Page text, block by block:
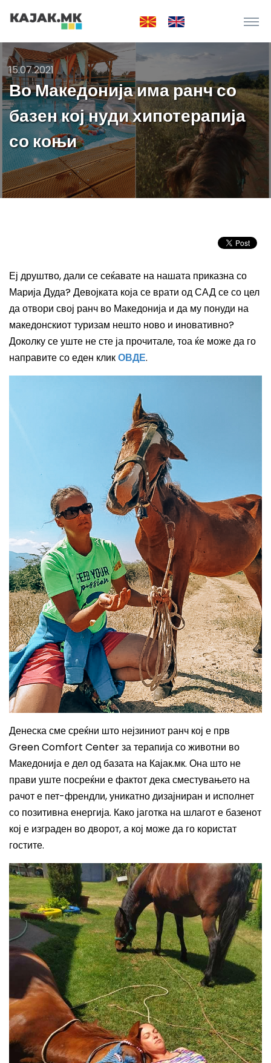
15.07.2021
Во Македонија има ранч со
базен кој нуди хипотерапија
со коњи
Еј друштво, дали се сеќавате на нашата приказна со
Марија Дуда? Девојката која се врати од САД се со цел
да отвори свој ранч во Македонија и да му понуди на
македонскиот туризам нешто ново и иновативно?
Доколку се уште не сте ја прочитале, тоа ќе може да го
направите со еден кликОВДЕ.
Денеска сме среќни што нејзиниот ранч кој е прв
Green Comfort Centerза терапија со животни во
Македонија е дел од базата на Кајак.мк. Она што не
прави уште посреќни е фактот дека сместувањето на
рачот е пет-френдли, уникатно дизајниран и исполнет
со позитивна енергија. Како јаготка на шлагот е базенот
кој е изграден во дворот, а кој може да го користат
гостите.